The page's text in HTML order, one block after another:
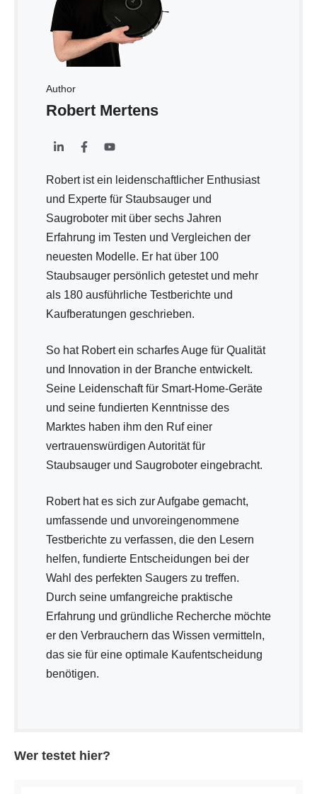
Author
Robert Mertens
Robert ist ein leidenschaftlicher Enthusiast
und Experte für Staubsauger und
Saugroboter mit über sechs Jahren
Erfahrung im Testen und Vergleichen der
neuesten Modelle. Er hat über 100
Staubsauger persönlich getestet und mehr
als 180 ausführliche Testberichte und
Kaufberatungen geschrieben.
So hat Robert ein scharfes Auge für Qualität
und Innovation in der Branche entwickelt.
Seine Leidenschaft für Smart-Home-Geräte
und seine fundierten Kenntnisse des
Marktes haben ihm den Ruf einer
vertrauenswürdigen Autorität für
Staubsauger und Saugroboter eingebracht.
Robert hat es sich zur Aufgabe gemacht,
umfassende und unvoreingenommene
Testberichte zu verfassen, die den Lesern
helfen, fundierte Entscheidungen bei der
Wahl des perfekten Saugers zu treffen.
Durch seine umfangreiche praktische
Erfahrung und gründliche Recherche möchte
er den Verbrauchern das Wissen vermitteln,
das sie für eine optimale Kaufentscheidung
benötigen.
Wer testet hier?